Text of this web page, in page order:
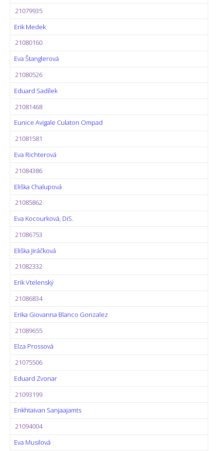
21079935
Erik Medek
21080160
Eva Štanglerová
21080526
Eduard Sadílek
21081468
Eunice Avigale Culaton Ompad
21081581
Eva Richterová
21084386
Eliška Chalupová
21085862
Eva Kocourková, DiS.
21086753
Eliška Jiráčková
21082332
Erik Vtelenský
21086834
Erika Giovanna Blanco Gonzalez
21089655
Elza Prossová
21075506
Eduard Zvonar
21093199
Enkhtaivan Sanjaajamts
21094004
Eva Musilová